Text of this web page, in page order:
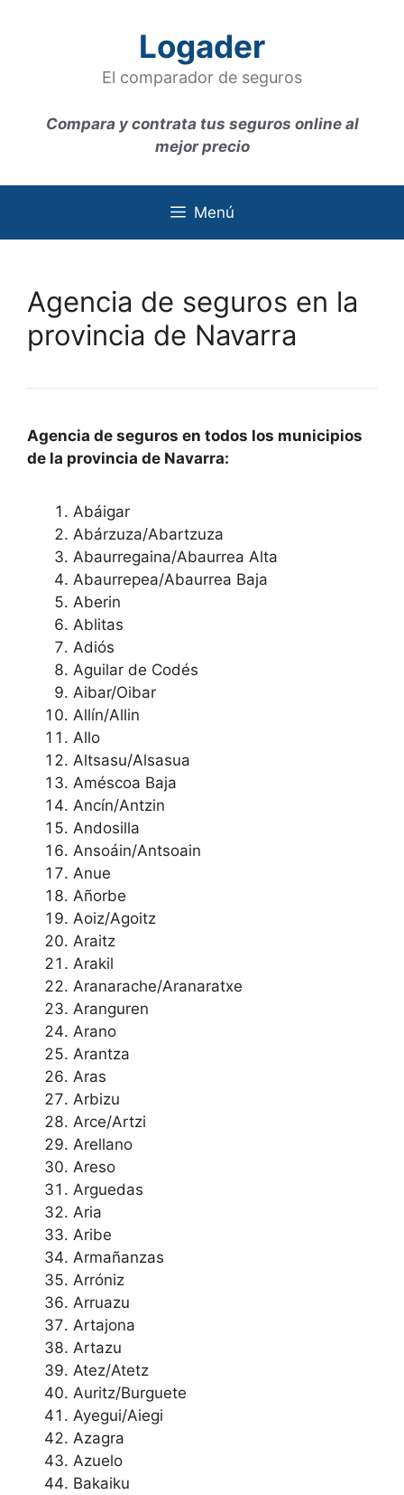
Logader
El comparador de seguros
Compara y contrata tus seguros online al
mejor precio
Menú
Agencia de seguros en la
provincia de Navarra
Agencia de seguros en todos los municipios
de la provincia de Navarra:
Abáigar
Abárzuza/Abartzuza
Abaurregaina/Abaurrea Alta
Abaurrepea/Abaurrea Baja
Aberin
Ablitas
Adiós
Aguilar de Codés
Aibar/Oibar
Allín/Allin
Allo
Altsasu/Alsasua
Améscoa Baja
Ancín/Antzin
Andosilla
Ansoáin/Antsoain
Anue
Añorbe
Aoiz/Agoitz
Araitz
Arakil
Aranarache/Aranaratxe
Aranguren
Arano
Arantza
Aras
Arbizu
Arce/Artzi
Arellano
Areso
Arguedas
Aria
Aribe
Armañanzas
Arróniz
Arruazu
Artajona
Artazu
Atez/Atetz
Auritz/Burguete
Ayegui/Aiegi
Azagra
Azuelo
Bakaiku